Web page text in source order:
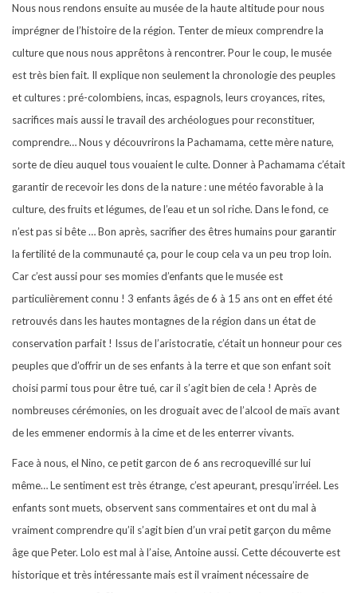
Nous nous rendons ensuite au musée de la haute altitude pour nous
imprégner de l’histoire de la région. Tenter de mieux comprendre la
culture que nous nous apprêtons à rencontrer. Pour le coup, le musée
est très bien fait. Il explique non seulement la chronologie des peuples
et cultures : pré-colombiens, incas, espagnols, leurs croyances, rites,
sacrifices mais aussi le travail des archéologues pour reconstituer,
comprendre… Nous y découvrirons la Pachamama, cette mère nature,
sorte de dieu auquel tous vouaient le culte. Donner à Pachamama c’était
garantir de recevoir les dons de la nature : une météo favorable à la
culture, des fruits et légumes, de l’eau et un sol riche. Dans le fond, ce
n’est pas si bête … Bon après, sacrifier des êtres humains pour garantir
la fertilité de la communauté ça, pour le coup cela va un peu trop loin.
Car c’est aussi pour ses momies d’enfants que le musée est
particulièrement connu ! 3 enfants âgés de 6 à 15 ans ont en effet été
retrouvés dans les hautes montagnes de la région dans un état de
conservation parfait ! Issus de l’aristocratie, c’était un honneur pour ces
peuples que d’offrir un de ses enfants à la terre et que son enfant soit
choisi parmi tous pour être tué, car il s’agit bien de cela ! Après de
nombreuses cérémonies, on les droguait avec de l’alcool de maïs avant
de les emmener endormis à la cime et de les enterrer vivants.
Face à nous, el Nino, ce petit garcon de 6 ans recroquevillé sur lui
même… Le sentiment est très étrange, c’est apeurant, presqu’irréel. Les
enfants sont muets, observent sans commentaires et ont du mal à
vraiment comprendre qu’il s’agit bien d’un vrai petit garçon du même
âge que Peter. Lolo est mal à l’aise, Antoine aussi. Cette découverte est
historique et très intéressante mais est il vraiment nécessaire de